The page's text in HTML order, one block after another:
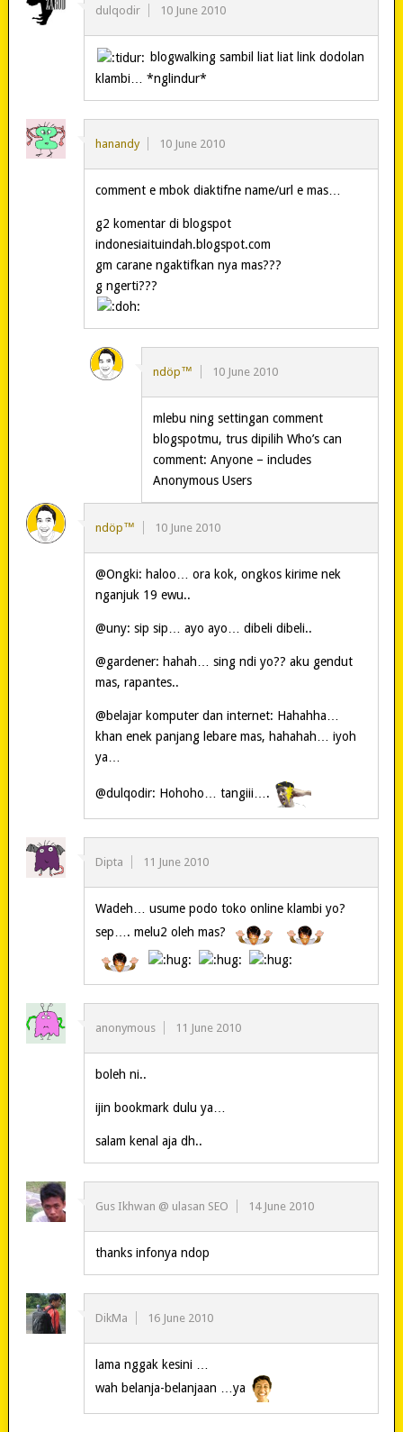
dulqodir 10 June 2010
blogwalking sambil liat liat link dodolan
klambi… *nglindur*
hanandy 10 June 2010
comment e mbok diaktifne name/url e mas…
g2 komentar di blogspot
indonesiaituindah.blogspot.com
gm carane ngaktifkan nya mas???
g ngerti???
ndöp™ 10 June 2010
mlebu ning settingan comment
blogspotmu, trus dipilih Who’s can
comment: Anyone – includes
Anonymous Users
ndöp™ 10 June 2010
@Ongki: haloo… ora kok, ongkos kirime nek
nganjuk 19 ewu..
@uny: sip sip… ayo ayo… dibeli dibeli..
@gardener: hahah… sing ndi yo?? aku gendut
mas, rapantes..
@belajar komputer dan internet: Hahahha…
khan enek panjang lebare mas, hahahah… iyoh
ya…
@dulqodir: Hohoho… tangiii….
Dipta 11 June 2010
Wadeh… usume podo toko online klambi yo?
sep…. melu2 oleh mas?
anonymous 11 June 2010
boleh ni..
ijin bookmark dulu ya…
salam kenal aja dh..
Gus Ikhwan @ ulasan SEO 14 June 2010
thanks infonya ndop
DikMa 16 June 2010
lama nggak kesini …
wah belanja-belanjaan …ya